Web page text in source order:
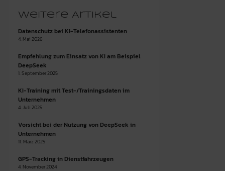
Weitere Artikel
Datenschutz bei KI-Telefonassistenten
4. Mai 2026
Empfehlung zum Einsatz von KI am Beispiel
DeepSeek
1. September 2025
KI-Training mit Test-/Trainingsdaten im
Unternehmen
4. Juli 2025
Vorsicht bei der Nutzung von DeepSeek in
Unternehmen
11. März 2025
GPS-Tracking in Dienstfahrzeugen
4. November 2024